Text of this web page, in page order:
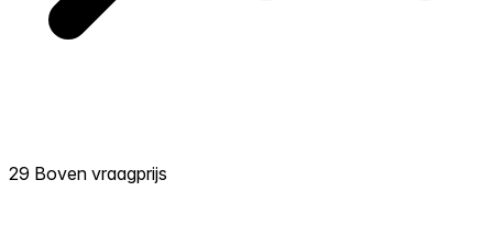
29 Boven vraagprijs